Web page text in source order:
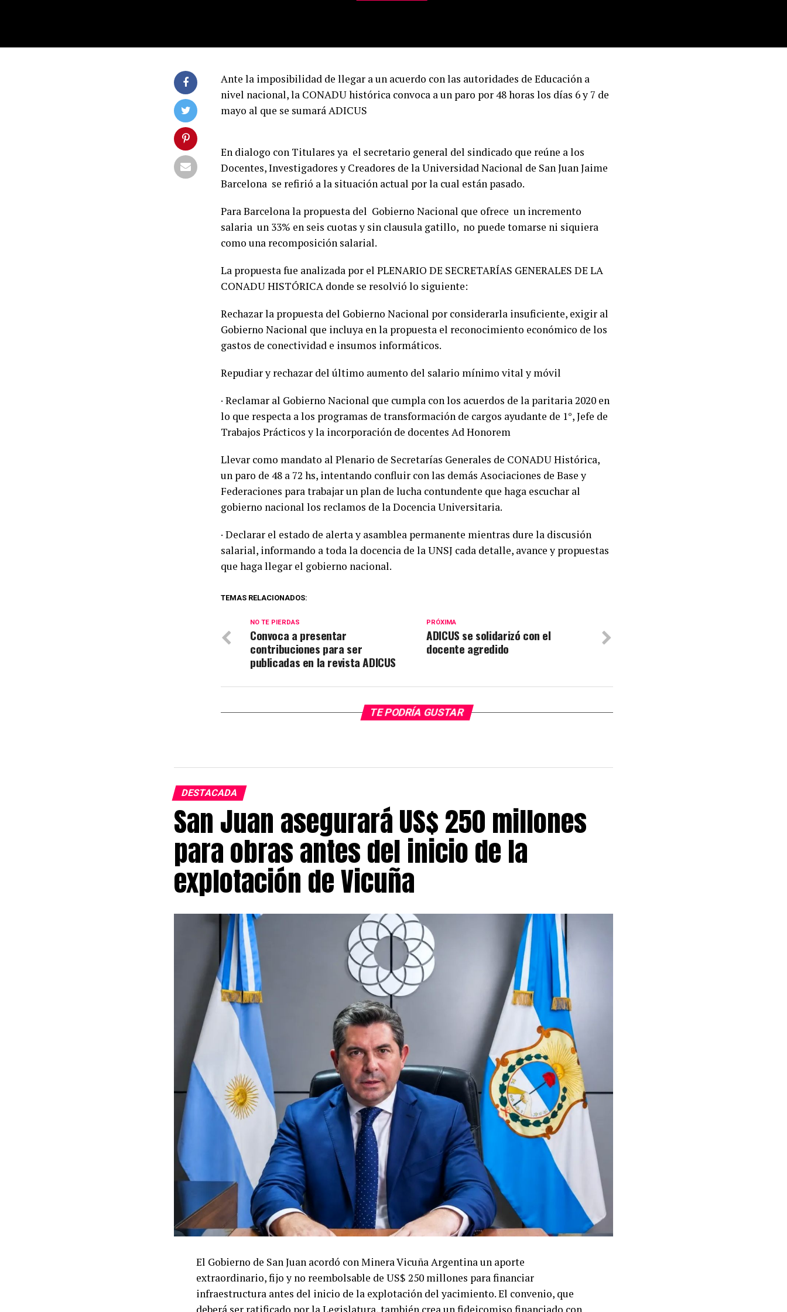
Ante la imposibilidad de llegar a un acuerdo con las autoridades de Educación a
nivel nacional, la CONADU histórica convoca a un paro por 48 horas los días 6 y 7 de
mayo al que se sumará ADICUS
En dialogo con Titulares ya el secretario general del sindicado que reúne a los
Docentes, Investigadores y Creadores de la Universidad Nacional de San Juan Jaime
Barcelona se refirió a la situación actual por la cual están pasado.
Para Barcelona la propuesta del Gobierno Nacional que ofrece un incremento
salaria un 33% en seis cuotas y sin clausula gatillo, no puede tomarse ni siquiera
como una recomposición salarial.
La propuesta fue analizada por el PLENARIO DE SECRETARÍAS GENERALES DE LA
CONADU HISTÓRICA donde se resolvió lo siguiente:
Rechazar la propuesta del Gobierno Nacional por considerarla insuficiente, exigir al
Gobierno Nacional que incluya en la propuesta el reconocimiento económico de los
gastos de conectividad e insumos informáticos.
Repudiar y rechazar del último aumento del salario mínimo vital y móvil
· Reclamar al Gobierno Nacional que cumpla con los acuerdos de la paritaria 2020 en
lo que respecta a los programas de transformación de cargos ayudante de 1°, Jefe de
Trabajos Prácticos y la incorporación de docentes Ad Honorem
Llevar como mandato al Plenario de Secretarías Generales de CONADU Histórica,
un paro de 48 a 72 hs, intentando confluir con las demás Asociaciones de Base y
Federaciones para trabajar un plan de lucha contundente que haga escuchar al
gobierno nacional los reclamos de la Docencia Universitaria.
· Declarar el estado de alerta y asamblea permanente mientras dure la discusión
salarial, informando a toda la docencia de la UNSJ cada detalle, avance y propuestas
que haga llegar el gobierno nacional.
TEMAS RELACIONADOS:
PRÓXIMA
ADICUS se solidarizó con el
docente agredido
NO TE PIERDAS
Convoca a presentar
contribuciones para ser
publicadas en la revista ADICUS
TE PODRÍA GUSTAR
DESTACADA
San Juan asegurará US$ 250 millones
para obras antes del inicio de la
explotación de Vicuña
El Gobierno de San Juan acordó con Minera Vicuña Argentina un aporte
extraordinario, fijo y no reembolsable de US$ 250 millones para financiar
infraestructura antes del inicio de la explotación del yacimiento. El convenio, que
deberá ser ratificado por la Legislatura, también crea un fideicomiso financiado con